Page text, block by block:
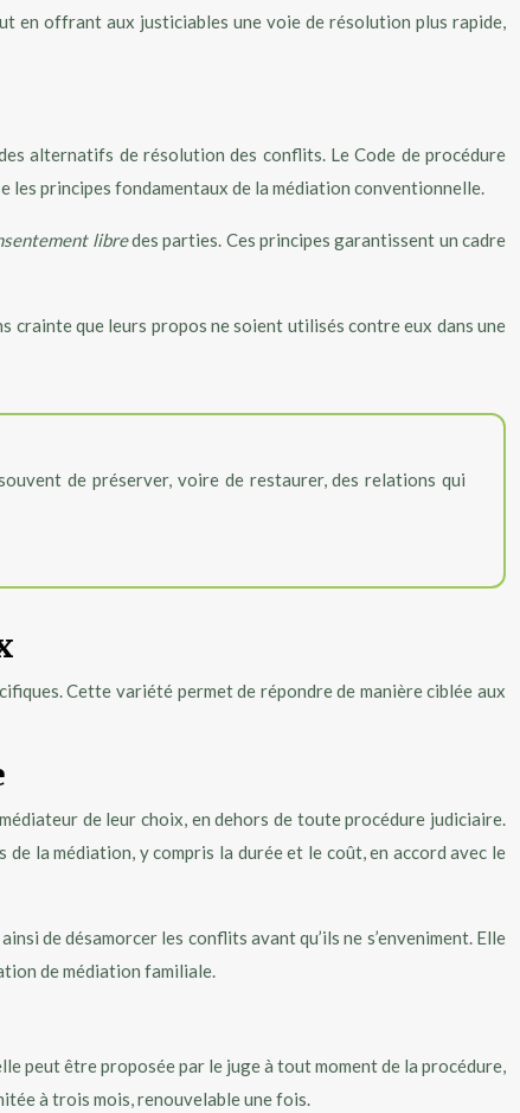
en offrant aux justiciables une voie de résolution plus rapide,
alternatifs de résolution des conflits. Le Code de procédure
principes fondamentaux de la médiation conventionnelle.
libredes parties. Ces principes garantissent un cadre
crainte que leurs propos ne soient utilisés contre eux dans une
de préserver, voire de restaurer, des relations qui
Cette variété permet de répondre de manière ciblée aux
de leur choix, en dehors de toute procédure judiciaire.
la médiation, y compris la durée et le coût, en accord avec le
de désamorcer les conflits avant qu’ils ne s’enveniment. Elle
de médiation familiale.
peut être proposée par le juge à tout moment de la procédure,
à trois mois, renouvelable une fois.